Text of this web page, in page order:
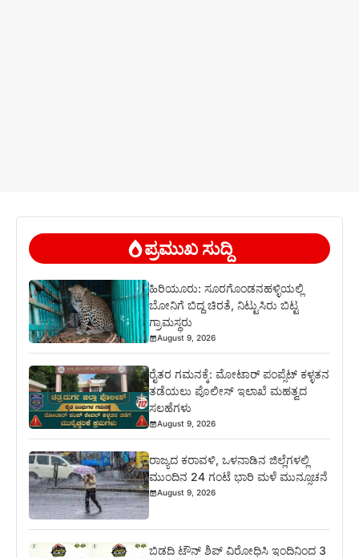
ಪ್ರಮುಖ ಸುದ್ದಿ
ಹಿರಿಯೂರು: ಸೂರಗೊಂಡನಹಳ್ಳಿಯಲ್ಲಿ
ಬೋನಿಗೆ ಬಿದ್ದ ಚಿರತೆ, ನಿಟ್ಟುಸಿರು ಬಿಟ್ಟ
ಗ್ರಾಮಸ್ಥರು
August 9, 2026
ರೈತರ ಗಮನಕ್ಕೆ: ಮೋಟಾರ್ ಪಂಪ್ಸೆಟ್ ಕಳ್ಳತನ
ತಡೆಯಲು ಪೊಲೀಸ್ ಇಲಾಖೆ ಮಹತ್ವದ
ಸಲಹೆಗಳು
August 9, 2026
ರಾಜ್ಯದ ಕರಾವಳಿ, ಒಳನಾಡಿನ ಜಿಲ್ಲೆಗಳಲ್ಲಿ
ಮುಂದಿನ 24 ಗಂಟೆ ಭಾರಿ ಮಳೆ ಮುನ್ಸೂಚನೆ
August 9, 2026
ಬಿಡದಿ ಟೌನ್ ಶಿಪ್ ವಿರೋಧಿಸಿ ಇಂದಿನಿಂದ 3